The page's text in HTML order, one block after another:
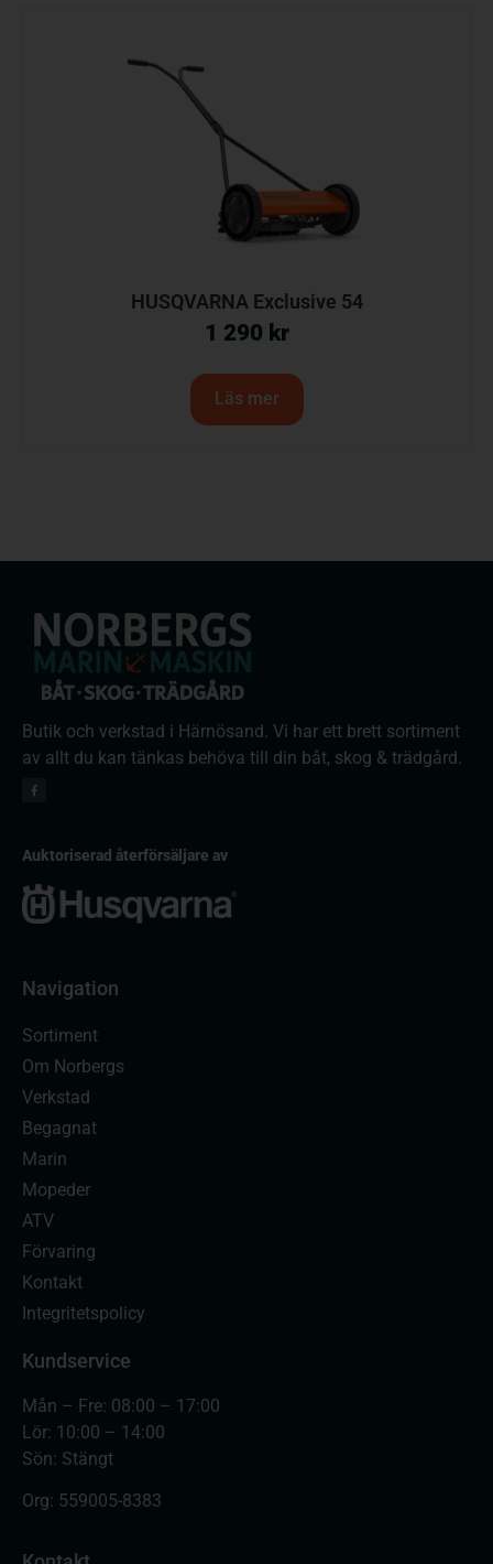
HUSQVARNA Exclusive 54
1 290 kr
Läs mer
Butik och verkstad i Härnösand. Vi har ett brett sortiment
av allt du kan tänkas behöva till din båt, skog & trädgård.
Auktoriserad återförsäljare av
Navigation
Sortiment
Om Norbergs
Verkstad
Begagnat
Marin
Mopeder
ATV
Förvaring
Kontakt
Integritetspolicy
Kundservice
Mån – Fre: 08:00 – 17:00
Lör: 10:00 – 14:00
Sön: Stängt
Org: 559005-8383